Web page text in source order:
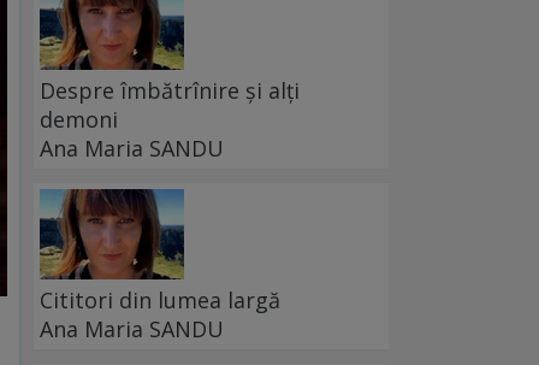
Despre îmbătrînire și alți
demoni
Ana Maria SANDU
Cititori din lumea largă
Ana Maria SANDU